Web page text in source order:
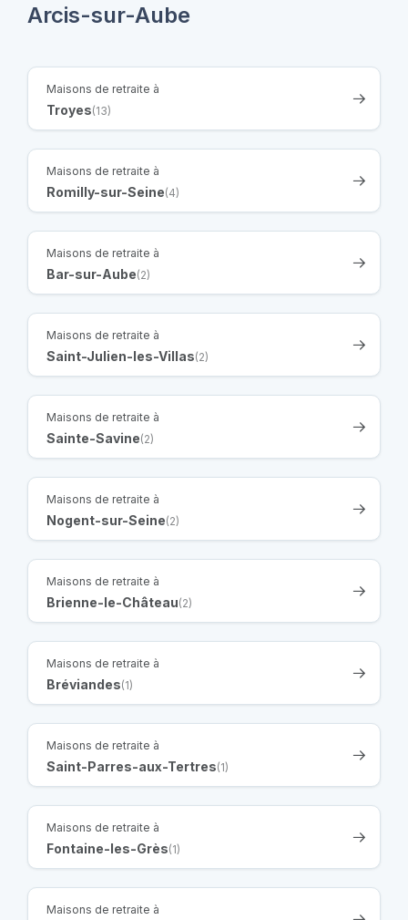
Arcis-sur-Aube
Maisons de retraite à
Troyes(13)
Maisons de retraite à
Romilly-sur-Seine(4)
Maisons de retraite à
Bar-sur-Aube(2)
Maisons de retraite à
Saint-Julien-les-Villas(2)
Maisons de retraite à
Sainte-Savine(2)
Maisons de retraite à
Nogent-sur-Seine(2)
Maisons de retraite à
Brienne-le-Château(2)
Maisons de retraite à
Bréviandes(1)
Maisons de retraite à
Saint-Parres-aux-Tertres(1)
Maisons de retraite à
Fontaine-les-Grès(1)
Maisons de retraite à